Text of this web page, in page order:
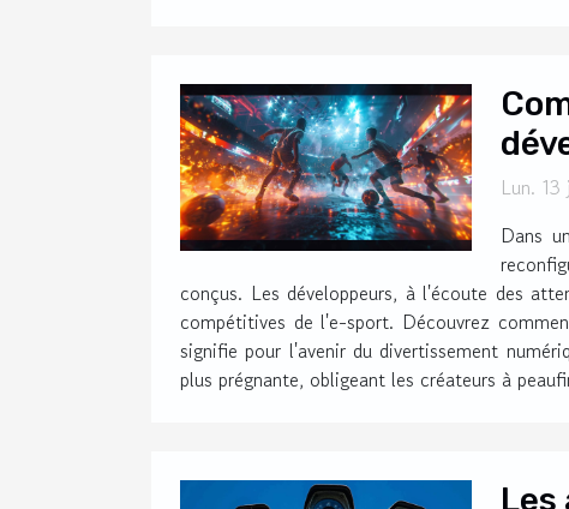
Lun. 13
Dans
conçus. Les développeurs, à l'écoute des
compétitives de l'e-sport. Découvrez
signifie pour l'avenir du divertissement
plus prégnante, obligeant les créateurs à
Les